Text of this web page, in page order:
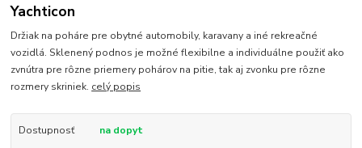
Yachticon
Držiak na poháre pre obytné automobily, karavany a iné rekreačné
vozidlá. Sklenený podnos je možné flexibilne a individuálne použiť ako
zvnútra pre rôzne priemery pohárov na pitie, tak aj zvonku pre rôzne
rozmery skriniek. celý popis
Dostupnosť na dopyt